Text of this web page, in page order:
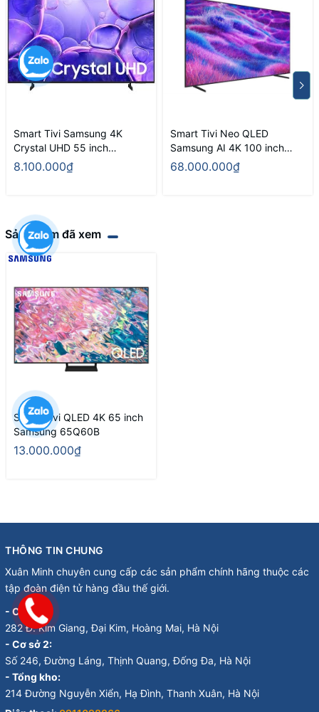
Smart Tivi Samsung 4K
Crystal UHD 55 inch
UA55U8000FKXXV
8.100.000₫
Smart Tivi Neo QLED
Samsung AI 4K 100 inch
QA100QN80F
68.000.000₫
Sản phẩm đã xem
Smart Tivi QLED 4K 65 inch
Samsung 65Q60B
13.000.000₫
THÔNG TIN CHUNG
Xuân Minh chuyên cung cấp các sản phẩm chính hãng thuộc các
tập đoàn điện tử hàng đầu thế giới.
- Cơ sở 1:
282 Đ. Kim Giang, Đại Kim, Hoàng Mai, Hà Nội
- Cơ sở 2:
Số 246, Đường Láng, Thịnh Quang, Đống Đa, Hà Nội
- Tổng kho:
214 Đường Nguyễn Xiển, Hạ Đình, Thanh Xuân, Hà Nội